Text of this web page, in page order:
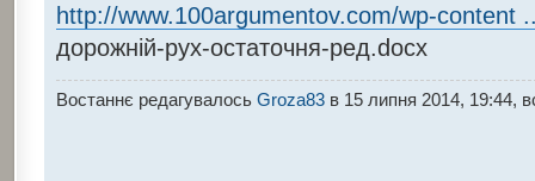
http://www.100argumentov.com/wp-content
дорожній-рух-остаточня-ред.docx
Востаннє редагувалось Groza83в 15 липня 2014, 19:44,